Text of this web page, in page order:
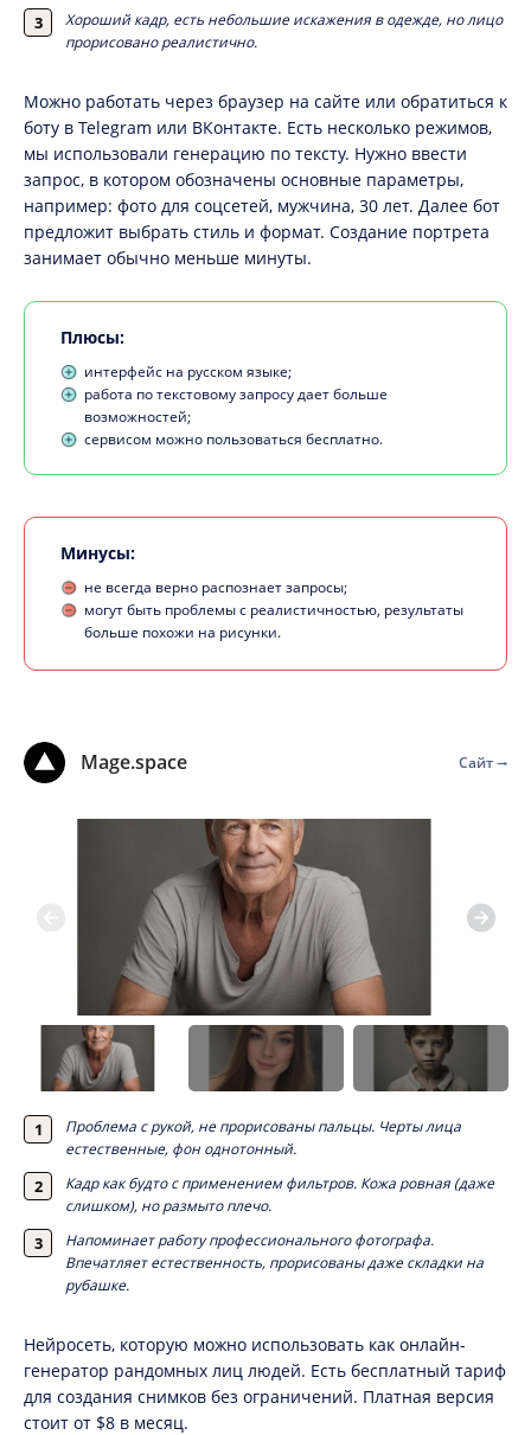
Хороший кадр, есть небольшие искажения в одежде, но лицо
прорисовано реалистично.
Можно работать через браузер на сайте или обратиться к
боту в Telegram или ВКонтакте. Есть несколько режимов,
мы использовали генерацию по тексту. Нужно ввести
запрос, в котором обозначены основные параметры,
например: фото для соцсетей, мужчина, 30 лет. Далее бот
предложит выбрать стиль и формат. Создание портрета
занимает обычно меньше минуты.
Плюсы:
интерфейс на русском языке;
работа по текстовому запросу дает больше
возможностей;
сервисом можно пользоваться бесплатно.
Минусы:
не всегда верно распознает запросы;
могут быть проблемы с реалистичностью, результаты
больше похожи на рисунки.
Mage.space Сайт
Проблема с рукой, не прорисованы пальцы. Черты лица
естественные, фон однотонный.
Кадр как будто с применением фильтров. Кожа ровная (даже
слишком), но размыто плечо.
Напоминает работу профессионального фотографа.
Впечатляет естественность, прорисованы даже складки на
рубашке.
Нейросеть, которую можно использовать как онлайн-
генератор рандомных лиц людей. Есть бесплатный тариф
для создания снимков без ограничений. Платная версия
стоит от $8 в месяц.